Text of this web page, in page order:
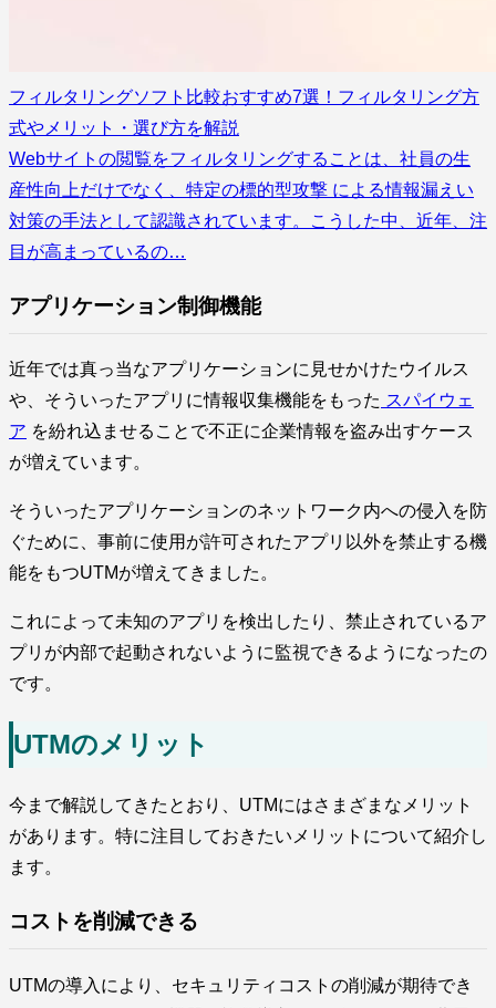
フィルタリングソフト比較おすすめ7選！フィルタリング方
式やメリット・選び方を解説
Webサイトの閲覧をフィルタリングすることは、社員の生
産性向上だけでなく、特定の標的型攻撃 による情報漏えい
対策の手法として認識されています。こうした中、近年、注
目が高まっているの…
アプリケーション制御機能
近年では真っ当なアプリケーションに見せかけたウイルス
や、そういったアプリに情報収集機能をもった スパイウェ
ア を紛れ込ませることで不正に企業情報を盗み出すケース
が増えています。
そういったアプリケーションのネットワーク内への侵入を防
ぐために、事前に使用が許可されたアプリ以外を禁止する機
能をもつUTMが増えてきました。
これによって未知のアプリを検出したり、禁止されているア
プリが内部で起動されないように監視できるようになったの
です。
UTMのメリット
今まで解説してきたとおり、UTMにはさまざまなメリット
があります。特に注目しておきたいメリットについて紹介し
ます。
コストを削減できる
UTMの導入により、セキュリティコストの削減が期待でき